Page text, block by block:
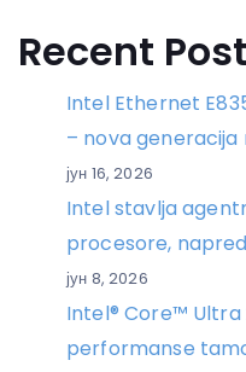
Recent
Intel Ethernet
– nova
јун 16, 2026
Intel stavlja
procesore,
јун 8, 2026
Intel® Core™ Ultra
performanse